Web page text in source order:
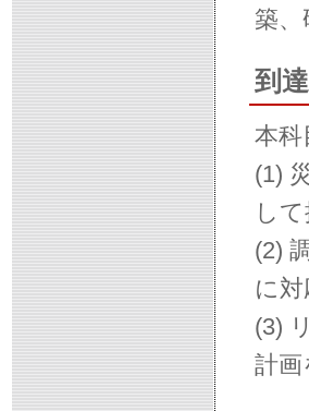
築
到
本科
(1)
し
(2)
に
(3)
計